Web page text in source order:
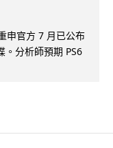
申官方 7 月已公布
。分析師預期 PS6